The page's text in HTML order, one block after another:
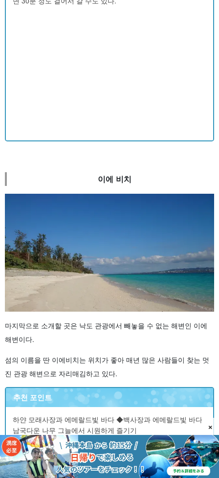
이에 비치
마지막으로 소개할 곳은 낙도 관광에서 빼놓을 수 없는 해변인 이에
해변이다.
섬의 이름을 딴 이에비치는 위치가 좋아 매년 많은 사람들이 찾는 멋
진 관광 해변으로 자리매김하고 있다.
추천 포인트
하얀 모래사장과 에메랄드빛 바다 ◆백사장과 에메랄드빛 바다
남국다운 나무 그늘에서 시원하게 즐기기
세자쿠지마 섬과 미즈나 섬을 바라볼 수 있는 절경
샤워실, 화장실, 매점 등 편의시설이 잘 갖추어져 있다.
레저용품 대여 가능
해수욕 시즌 감시원 상주, 해파리 방지망으로 안심
×